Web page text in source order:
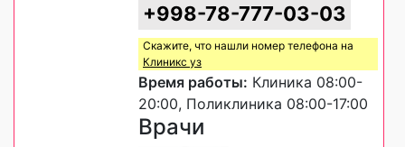
+998-78-777-03-03
Скажите, что нашли номер телефона на
Клиникс уз
Время работы: Клиника 08:00-
20:00, Поликлиника 08:00-17:00
Врачи